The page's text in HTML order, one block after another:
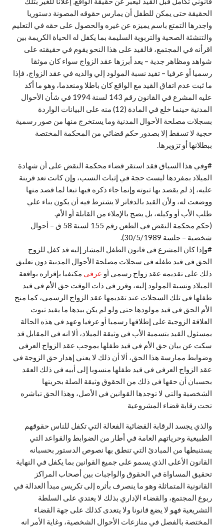
الحقيقة حتى يمكن للطفل أن يمارس حقوقه المصونة دستوريا
واجدرها التمتع باسم يميزه عن غيره والحصول على حقه في التعليم
والتنشئة الصحية والتربوية السليمة بما يكفل له الحياة الكريمة بين
اقرأنه في المجتمع، فالقيد على هذا النحو يقوم في حقيقته على
شواهد ومظاهر جدية – يعد أبرزها عقد الزواج سواء كان موثقا
رسميا أو عرفيا – تفيد نسبة المولود إلي والديه في عقد الزواج، فإذا
ما ثبت عدم اتفاق القيد مع الواقع كان باطلا ومنعدما، وهو ما أكد
عليه المشرع في القانون رقم 143 لسنة 1994 في شأن الأحوال
المدنية حينما خلع في المادة (12) منه على البيانات الواردة
بسجلات مصلحة الأحوال المدنية وما يستخرج منها من صور رسمية
حجية لا تسقط إلا بصدور حكم قضائي من المحكمة المختصة
ببطلانها أو تزويرها.
#وفي هذا السياق فقد استقر قضاء محكمة النقض على أن شهادة
الميلاد بمفردها ليست حجة في إثبات النسب، وإن كانت تعد قرينة
عليه، إذ لم يقصد بها ثبوته وإنما جاء ذكره فيها تبعا لما قصد منها
ووضعت له، ولأن القيد بالدفاتر لا يشترط فيه أن يكون بناء علي
طلب الأب أو وكيله، بل يصح بالإملاء من القابلة أو الأم.
(حكم محكمة النقض في الطعن رقم 155 لسنة 58 ق – أحوال
شخصية – جلسة 30/5/1989).
#وإذا كان المشرع في قانون الطفل المشار إليه قد كفل للزوج
الحق في قيد طفله في سجلات مصلحة الأحوال المدنية دون تعليق
ذلك على تقديمه عقد زواج رسمي أو عرفي مكتفيا بإقراره بواقعة
الميلاد ونسبة المولود إليه، وقرر في ذات الوقت حق الأم في قيد
طفلها في تلك السجلات عند تقديمها عقد الزواج الرسمي، كما منح
الأم الحق في قيد مولودها حتى ولو لم يكن بيدها ما يفيد ثبوت
العلاقة الزوجية على إطلاقها رسميا أو عرفيا وعهد في هذه الحالة
بمسئول القيد بتسمية الأب في وثيقة الميلاد، ألا انه في المقابل قد
سكت عن بيان حق الأم في قيد طفلها بموجب عقد الزواج العرفي
وضوابط ممارسة هذا الحق، ألا أن ذلك لا يعني إهدار حق الزوجة في
عقد الزواج العرفي في قيد طفلها منسوبا إلى أبيه في ذلك العقد
بحسبان أن حقها في ذلك من الحقوق وثيقة الصلة بحريتها
الشخصية والتي لا توجدها القوانين في الأصل، وهذا الحق تباشره
تحت رقابة قضاء المشروعية
والذي يجسد الرقابة القضائية الفعالة التي تكفل للناس حقوقهم
الطبيعية وحرياتهم العامة في أطار من الضوابط والقواعد التي
يستنبطها من المبادئ التي تنطق بها نصوص الدستور بحسبانه
القانون الأعلى الذي يسمو على جميع القوانين بما يكفل في النهاية
تحقيق المساواة في الحقوق والواجبات بين أصحاب المراكز
القانونية المتماثلة وهو ما ينصرف بأثره إلى تكريس مبدأ العدالة في
ربوع المجتمع، والقضاء الإداري بذلك لا يعتدي على السلطة
التشريعية فهو لا يضع قانونا ولا يتعدى كذلك على جهة القضاء
المختصة بالفصل في منازعات الأحوال الشخصية، وغاية الأمر انه